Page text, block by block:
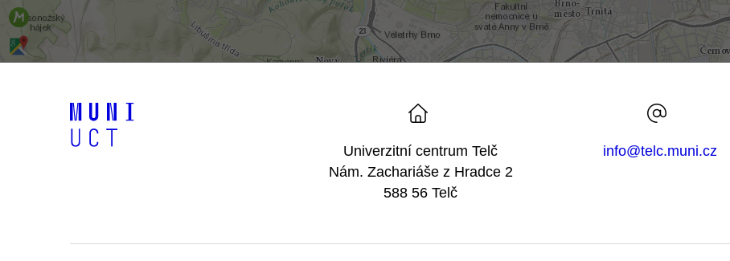
Univerzitní centrum Telč
Nám. Zachariáše z Hradce 2
588 56 Telč
info@telc.muni.cz